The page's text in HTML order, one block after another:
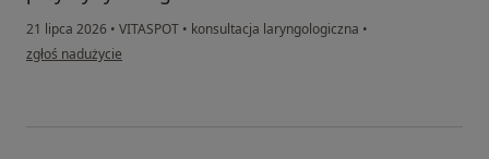
21 lipca 2026 • VITASPOT • konsultacja laryngologiczna •
w opinii użytkownika Irek
zgłoś nadużycie